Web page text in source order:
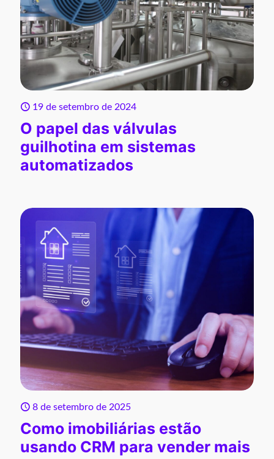
19 de setembro de 2024
O papel das válvulas
guilhotina em sistemas
automatizados
8 de setembro de 2025
Como imobiliárias estão
usando CRM para vender mais